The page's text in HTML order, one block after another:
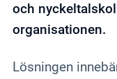
och
organisationen.
Lösningen